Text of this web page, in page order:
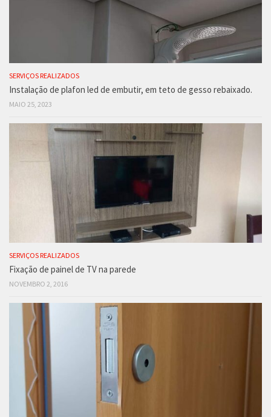
SERVIÇOS REALIZADOS
Instalação de plafon led de embutir, em teto de gesso rebaixado.
MAIO 25, 2023
SERVIÇOS REALIZADOS
Fixação de painel de TV na parede
NOVEMBRO 2, 2016